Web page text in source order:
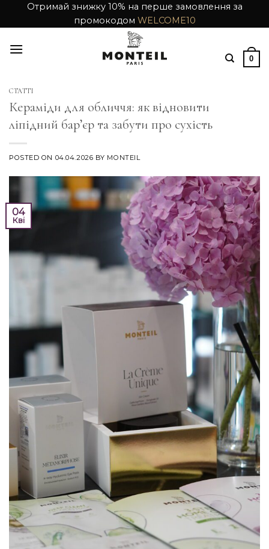
Отримай знижку 10% на перше замовлення за
промокодом WELCOME10
0
СТАТТІ
Кераміди для обличчя: як відновити
ліпідний бар’єр та забути про сухість
POSTED ON 04.04.2026 BY MONTEIL
04
Кві